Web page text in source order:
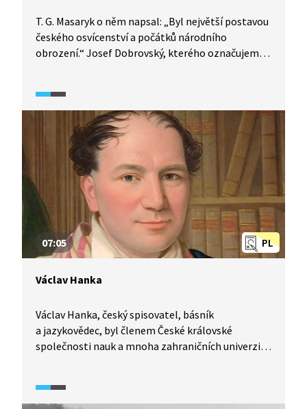
T. G. Masaryk o něm napsal: „Byl největší postavou
českého osvícenství a počátků národního
obrození.“ Josef Dobrovský, kterého označujeme
a církevní historik, zakladatel slavistiky a také
největší český osvícenský vědec. Ukázka přináší
náhled do Dobrovského vědeckého života a jeho
díla prostřednictvím výkladu historika Petra
Charváta.
PL
07:05
Václav Hanka
Václav Hanka, český spisovatel, básník
a jazykovědec, byl členem České královské
společnosti nauk a mnoha zahraničních univerzit.
představuje Hankovu vědeckou a literární činnost